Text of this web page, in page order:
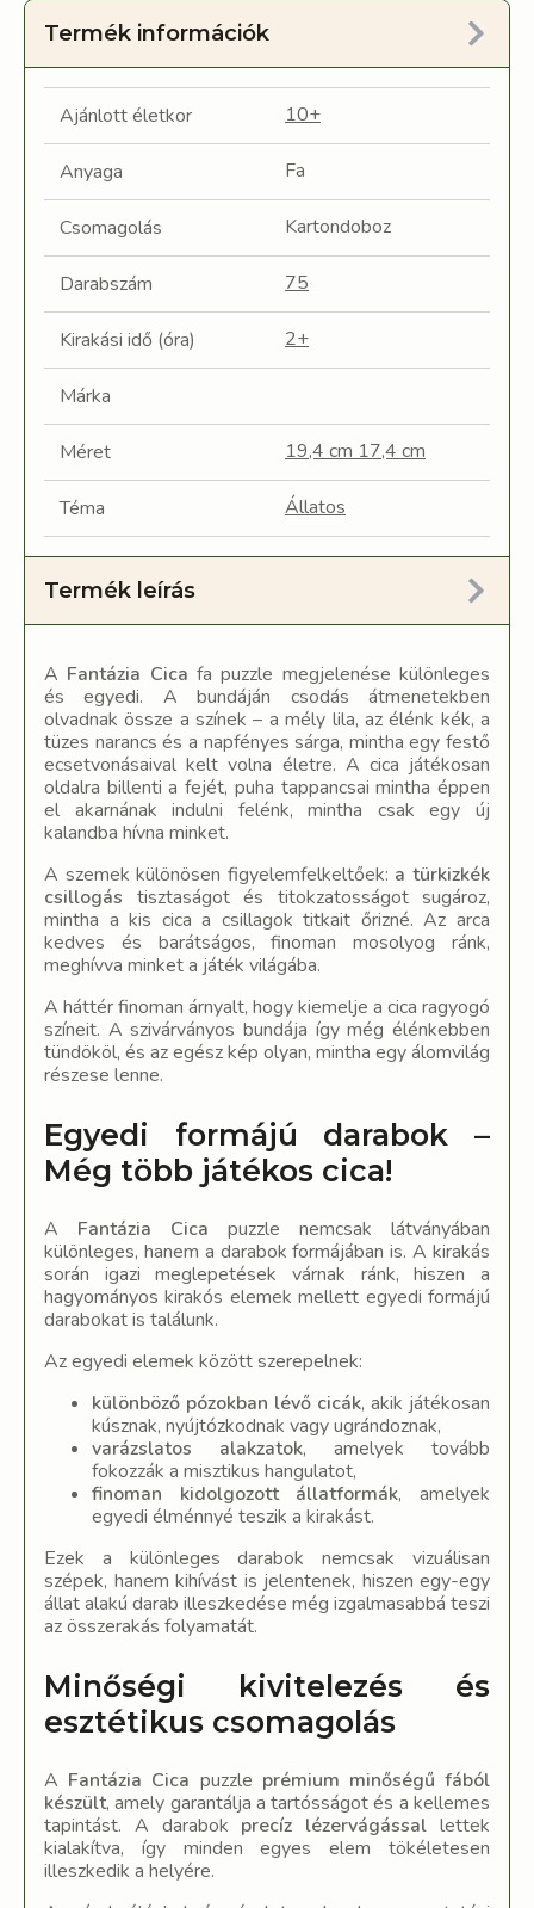
Termék információk
Ajánlott életkor 10+
Anyaga Fa
Csomagolás Kartondoboz
Darabszám 75
Kirakási idő (óra) 2+
Márka
Méret 19,4 cm 17,4 cm
Téma Állatos
Termék leírás
A Fantázia Cica fa puzzle megjelenése különleges
és egyedi. A bundáján csodás átmenetekben
olvadnak össze a színek – a mély lila, az élénk kék, a
tüzes narancs és a napfényes sárga, mintha egy festő
ecsetvonásaival kelt volna életre. A cica játékosan
oldalra billenti a fejét, puha tappancsai mintha éppen
el akarnának indulni felénk, mintha csak egy új
kalandba hívna minket.
A szemek különösen figyelemfelkeltőek: a türkizkék
csillogás tisztaságot és titokzatosságot sugároz,
mintha a kis cica a csillagok titkait őrizné. Az arca
kedves és barátságos, finoman mosolyog ránk,
meghívva minket a játék világába.
A háttér finoman árnyalt, hogy kiemelje a cica ragyogó
színeit. A szivárványos bundája így még élénkebben
tündököl, és az egész kép olyan, mintha egy álomvilág
részese lenne.
Egyedi formájú darabok –
Még több játékos cica!
A Fantázia Cica puzzle nemcsak látványában
különleges, hanem a darabok formájában is. A kirakás
során igazi meglepetések várnak ránk, hiszen a
hagyományos kirakós elemek mellett egyedi formájú
darabokat is találunk.
Az egyedi elemek között szerepelnek:
különböző pózokban lévő cicák, akik játékosan
kúsznak, nyújtózkodnak vagy ugrándoznak,
varázslatos alakzatok, amelyek tovább
fokozzák a misztikus hangulatot,
finoman kidolgozott állatformák, amelyek
egyedi élménnyé teszik a kirakást.
Ezek a különleges darabok nemcsak vizuálisan
szépek, hanem kihívást is jelentenek, hiszen egy-egy
állat alakú darab illeszkedése még izgalmasabbá teszi
az összerakás folyamatát.
Minőségi kivitelezés és
esztétikus csomagolás
A Fantázia Cica puzzle prémium minőségű fából
készült, amely garantálja a tartósságot és a kellemes
tapintást. A darabok precíz lézervágással lettek
kialakítva, így minden egyes elem tökéletesen
illeszkedik a helyére.